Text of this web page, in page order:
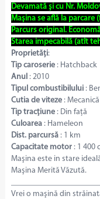
Devamată și cu Nr.
Mașina se află la parcare
Parcurs original.
Starea impecabilă (atît
Proprietăți:
Tip caroserie: Hatchback
Anul: 2010
Tipul combustibilului:
Cutia de viteze: Mecanică
Tip tracțiune: Din față
Culoarea: Hameleon
Dist. parcursă : 1 km
Capacitate motor: 1 400
Maşina este in stare
Maşina Merită Văzută.
Vrei o maşină din